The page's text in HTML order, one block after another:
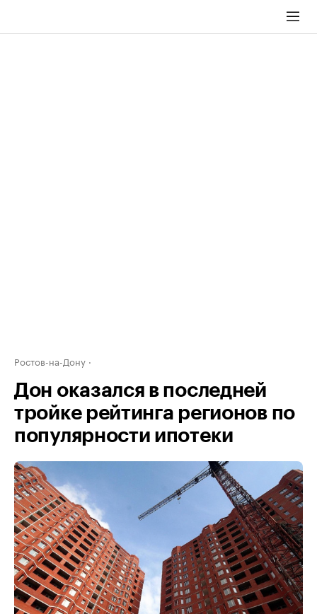
Ростов-на-Дону
Дон оказался в последней
тройке рейтинга регионов по
популярности ипотеки